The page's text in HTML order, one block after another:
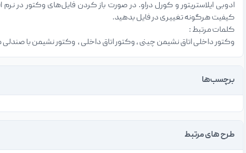
کیفیت هرگونه تغییری در فایل بدهید.
کلمات مرتبط :
وکتور داخلی اتاق نشیمن چینی ، وکتور اتاق داخلی ، وکتور نشیمن با
برچسب‌ها
طرح های مرتبط